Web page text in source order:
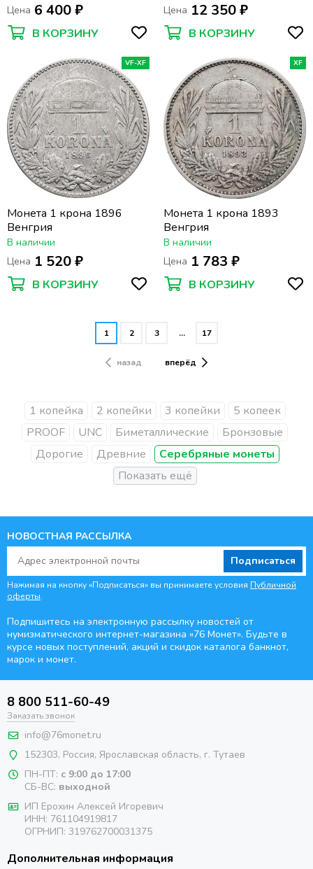
Цена 6 400 ₽
В КОРЗИНУ
Цена 12 350 ₽
В КОРЗИНУ
VF-XF
Монета 1 крона 1896
Венгрия
В наличии
Цена 1 520 ₽
В КОРЗИНУ
XF
Монета 1 крона 1893
Венгрия
В наличии
Цена 1 783 ₽
В КОРЗИНУ
назад
1 2 3 … 17
вперёд
1 копейка 2 копейки 3 копейки
5 копеек
PROOF
UNC Биметаллические
Бронзовые
Дорогие
Древние Серебряные монеты
НОВОСТНАЯ РАССЫЛКА
Подписаться
Нажимая на кнопку «Подписаться» вы принимаете условия Публичной
оферты.
Подпишитесь на электронную рассылку новостей от
нумизматического интернет-магазина «76 Монет». Будьте в
курсе новых поступлений, акций и скидок каталога банкнот,
марок и монет.
8 800 511-60-49
Заказать звонок
info@76monet.ru
152303, Россия, Ярославская область, г. Тутаев
ПН-ПТ: с 9:00 до 17:00
СБ-ВС: выходной
ИП Ерохин Алексей Игоревич
ИНН: 761104919817
ОГРНИП: 319762700031375
Дополнительная информация